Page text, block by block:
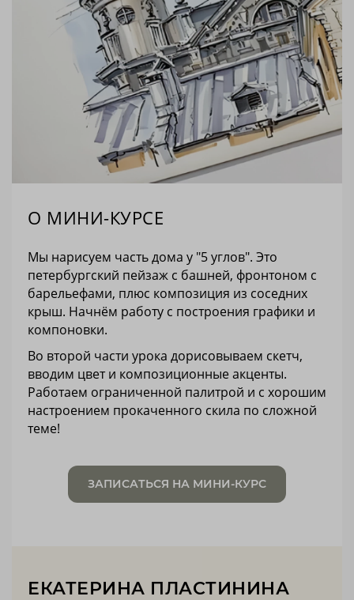
О МИНИ-КУРСЕ
Мы нарисуем часть дома у "5 углов". Это
петербургский пейзаж с башней, фронтоном с
барельефами, плюс композиция из соседних
крыш. Начнём работу с построения графики и
компоновки.
Во второй части урока дорисовываем скетч,
вводим цвет и композиционные акценты.
Работаем ограниченной палитрой и с хорошим
настроением прокаченного скила по сложной
теме!
ЗАПИСАТЬСЯ НА МИНИ-КУРС
ЕКАТЕРИНА ПЛАСТИНИНА